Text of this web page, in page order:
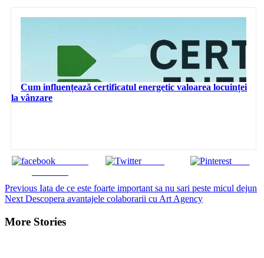
Cum influențează certificatul energetic valoarea locuinței
la vânzare
Tweet Save
Continue
Reading
Previous Iata de ce este foarte important sa nu sari peste micul dejun
Next Descopera avantajele colaborarii cu Art Agency
More Stories